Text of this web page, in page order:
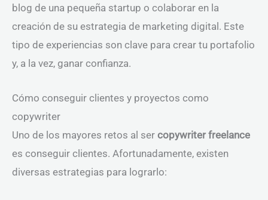
blog de una pequeña startup o colaborar en la
creación de su estrategia de marketing digital. Este
tipo de experiencias son clave para crear tu portafolio
y, a la vez, ganar confianza.
Cómo conseguir clientes y proyectos como
copywriter
Uno de los mayores retos al ser copywriter freelance
es conseguir clientes. Afortunadamente, existen
diversas estrategias para lograrlo: